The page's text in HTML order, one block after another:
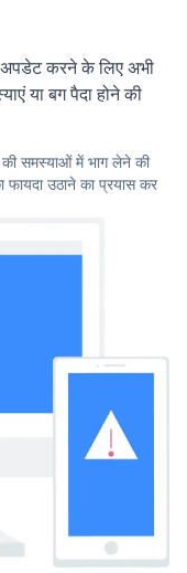
करने के लिए अभी
या बग पैदा होने की
समस्याओं में भाग लेने की
फायदा उठाने का प्रयास कर